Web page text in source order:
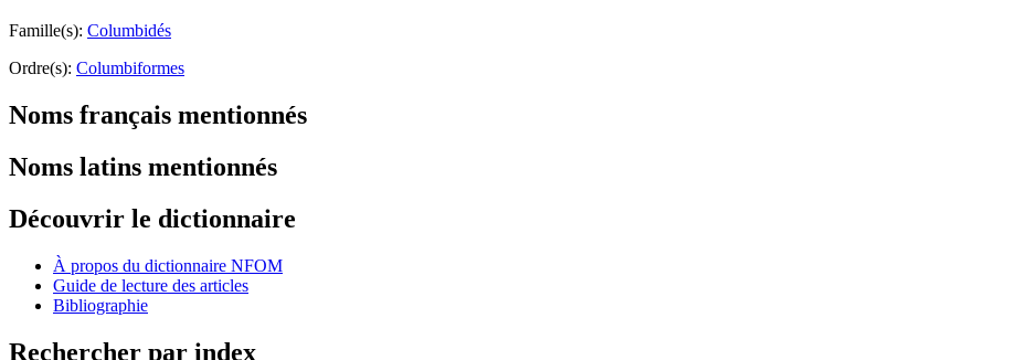
Famille(s): Columbidés
Ordre(s): Columbiformes
Noms français mentionnés
Noms latins mentionnés
Découvrir le dictionnaire
À propos du dictionnaire NFOM
Guide de lecture des articles
Bibliographie
Rechercher par index